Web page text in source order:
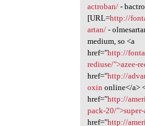
actroban/-
[URL=http://
artan/-
medium, so <a
href="http://
rediuse/">azee-
href="http://
oxin online</a>
href="http://
pack-20/
href="http://